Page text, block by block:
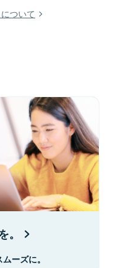
ついて
。
ーズに。